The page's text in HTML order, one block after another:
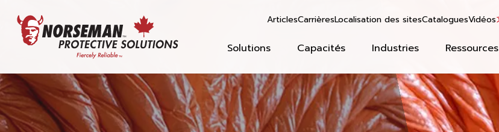
Solutions Capacités Industries Ressources
ArticlesCarrièresLocalisation des sitesCataloguesVidéos